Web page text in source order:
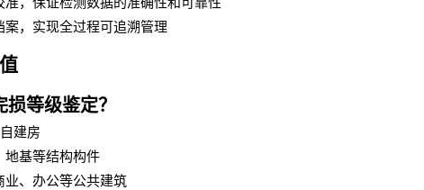
，保证检测数据的准确性和可靠性
，实现全过程可追溯管理
等级鉴定？
建房
地基等结构构件
业、办公等公共建筑